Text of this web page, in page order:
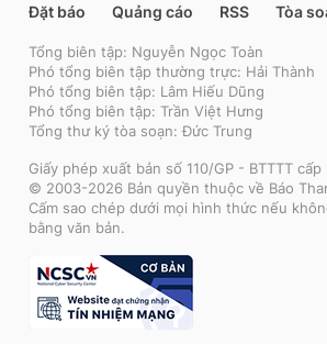
Đặt báo Quảng cáo RSS Tòa
Tổng biên tập: Nguyễn Ngọc Toàn
Phó tổng biên tập thường trực: Hải Thành
Phó tổng biên tập: Lâm Hiếu Dũng
Phó tổng biên tập: Trần Việt Hưng
Tổng thư ký tòa soạn: Đức Trung
Giấy phép xuất bản số 110/GP - BTTTT
© 2003-2026 Bản quyền thuộc về Báo
Cấm sao chép dưới mọi hình thức nếu
bằng văn bản.